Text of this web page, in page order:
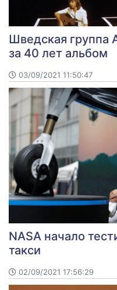
Шведская группа
за 40 лет альбом
03/09/2021 11:50:47
NASA начало
такси
02/09/2021 17:56:29